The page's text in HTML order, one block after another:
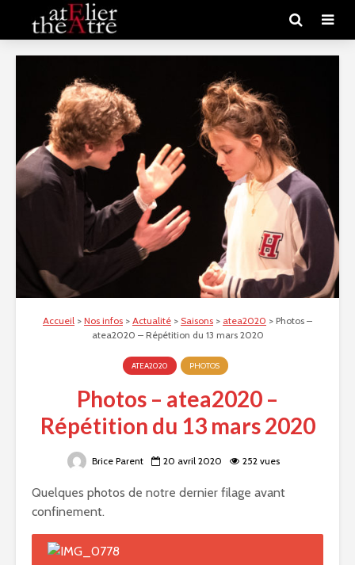
Accueil > Nos infos > Actualité > Saisons > atea2020 > Photos –
atea2020 – Répétition du 13 mars 2020
ATEA2020 PHOTOS
Photos – atea2020 –
Répétition du 13 mars 2020
Brice Parent 20 avril 2020 252 vues
Quelques photos de notre dernier filage avant
confinement.